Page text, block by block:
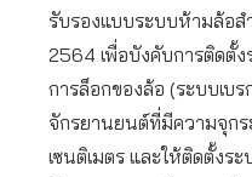
รับรองแบบระบบห้ามล้อ
2564 เพื่อบังคับการติดตั้
การล็อกของล้อ (ระบบเบร
จักรยานยนต์ที่มีความจุกร
เซนติเมตร และให้ติดตั้งร